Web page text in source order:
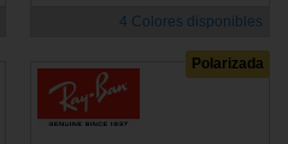
4 Colores disponibles
Polarizada